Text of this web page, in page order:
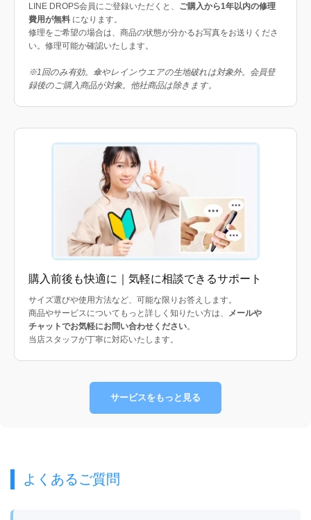
LINE DROPS会員にご登録いただくと、 ご購入から1年以内の修理
費用が無料 になります。
修理をご希望の場合は、商品の状態が分かるお写真をお送りくださ
い。修理可能か確認いたします。
※1回のみ有効。傘やレインウエアの生地破れは対象外。会員登
録後のご購入商品が対象。他社商品は除きます。
購入前後も快適に｜気軽に相談できるサポート
サイズ選びや使用方法など、可能な限りお答えします。
商品やサービスについてもっと詳しく知りたい方は、
メールや
チャットでお気軽にお問い合わせください。
当店スタッフが丁寧に対応いたします。
サービスをもっと見る
よくあるご質問